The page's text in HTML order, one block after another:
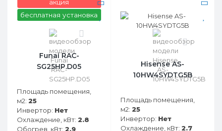
акция
бесплатная установка
Funai RAC-
SG25HP.D05
Площадь помещения,
м2: 25
Инвертор: Нет
Охлаждение, кВт: 2.8
Обогрев, кВт: 2.9
0
Hisense AS-
10HW4SYDTG5B
Площадь помещения,
м2: 25
Инвертор: Нет
Охлаждение, кВт: 2.7